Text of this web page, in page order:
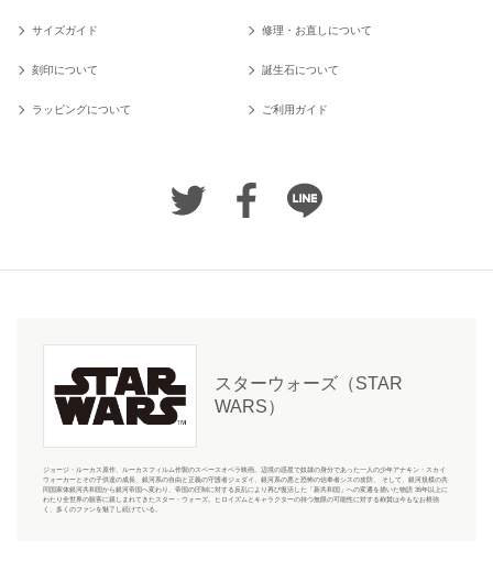
サイズガイド 修理・お直しについて
刻印について 誕生石について
ラッピングについて ご利用ガイド
スターウォーズ（STAR
WARS）
ジョージ・ルーカス原作、ルーカスフィルム作製のスペースオペラ映画。辺境の惑星で奴隷の身分であった一人の少年アナキン・スカイ
ウォーカーとその子供達の成長、銀河系の自由と正義の守護者ジェダイ、銀河系の悪と恐怖の信奉者シスの攻防、 そして、銀河規模の共
同国家体銀河共和国から銀河帝国へ変わり、帝国の圧制に対する反乱により再び復活した「新共和国」への変遷を描いた物語 35年以上に
わたり全世界の観客に親しまれてきたスター・ウォーズ。ヒロイズムとキャラクターの持つ無限の可能性に対する称賛は今もなお根強
く、多くのファンを魅了し続けている。